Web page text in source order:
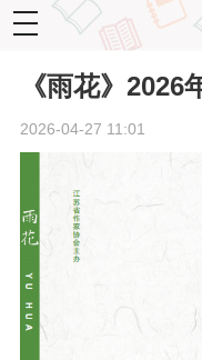
toggle
navigation
《雨花》2026
2026-04-27 11:01